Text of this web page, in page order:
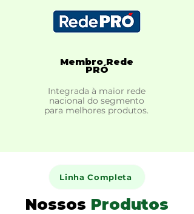
Integrada à maior rede
nacional do segmento
para melhores produtos.
Membro Rede
PRÓ
Linha Completa
Nossos Produtos